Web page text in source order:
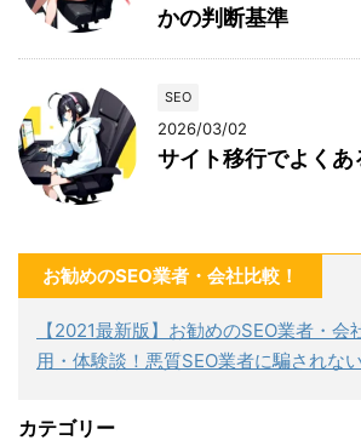
かの判断基準
SEO
2026/03/02
サイト移行でよくあ
お勧めのSEO業者・会社比較！
【2021最新版】お勧めのSEO業者・会
用・体験談！悪質SEO業者に騙されな
カテゴリー